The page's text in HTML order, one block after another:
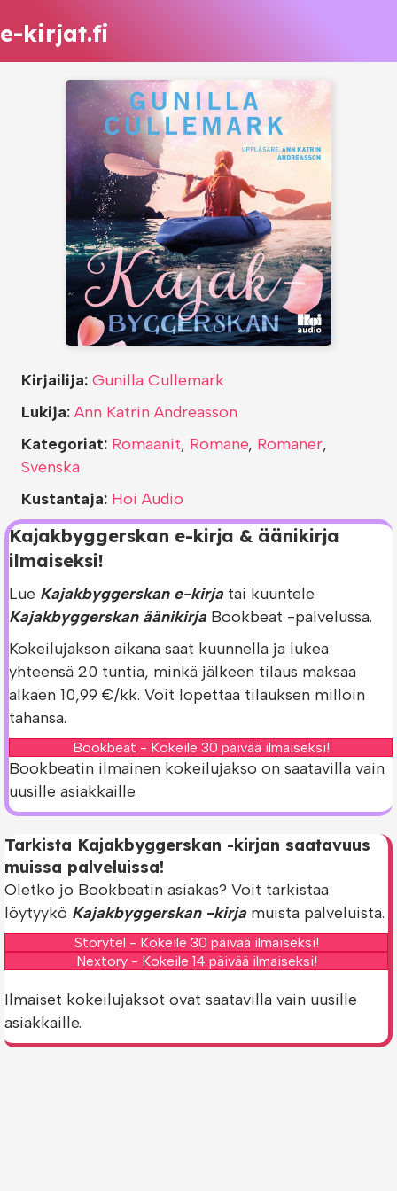
e-kirjat.fi
Kajakbyggerskan e-kirja & äänikirja
ilmaiseksi!
Lue Kajakbyggerskan e-kirja tai kuuntele
Kajakbyggerskan äänikirja Bookbeat -palvelussa.
Kokeilujakson aikana saat kuunnella ja lukea
yhteensä 20 tuntia, minkä jälkeen tilaus maksaa
alkaen 10,99 €/kk. Voit lopettaa tilauksen milloin
tahansa.
Bookbeat - Kokeile 30 päivää ilmaiseksi!
Bookbeatin ilmainen kokeilujakso on saatavilla vain
uusille asiakkaille.
Kirjailija: Gunilla Cullemark
Lukija: Ann Katrin Andreasson
Kategoriat: Romaanit, Romane, Romaner,
Svenska
Kustantaja: Hoi Audio
Tarkista Kajakbyggerskan -kirjan saatavuus
muissa palveluissa!
Oletko jo Bookbeatin asiakas? Voit tarkistaa
löytyykö Kajakbyggerskan -kirja muista palveluista.
Storytel - Kokeile 30 päivää ilmaiseksi!
Nextory - Kokeile 14 päivää ilmaiseksi!
Ilmaiset kokeilujaksot ovat saatavilla vain uusille
asiakkaille.